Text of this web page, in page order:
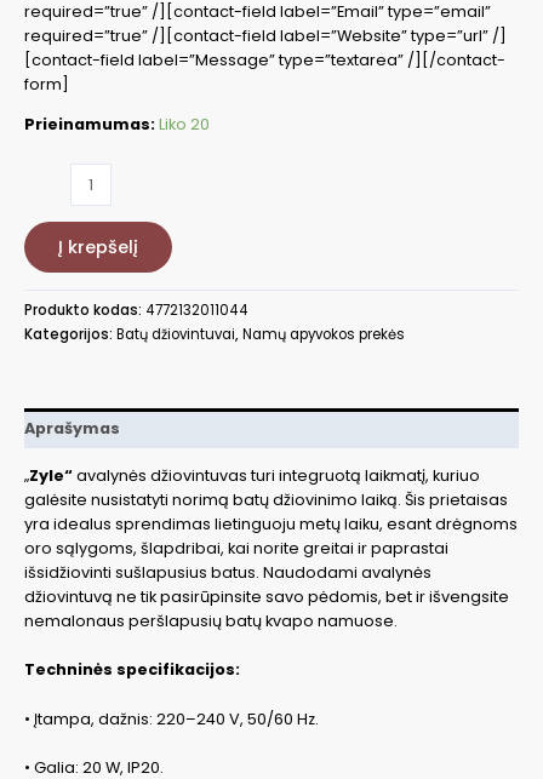
required=”true” /][contact-field label=”Email” type=”email”
required=”true” /][contact-field label=”Website” type=”url” /]
[contact-field label=”Message” type=”textarea” /][/contact-
form]
Prieinamumas:Liko 20
Avalynės
džiovintuvas
Zyle
Į krepšelį
Produkto kodas: 4772132011044
Kategorijos: Batų džiovintuvai,Namų apyvokos prekės
Aprašymas
„Zyle“avalynės džiovintuvas turi integruotą laikmatį, kuriuo
galėsite nusistatyti norimą batų džiovinimo laiką. Šis prietaisas
yra idealus sprendimas lietinguoju metų laiku, esant drėgnoms
oro sąlygoms, šlapdribai, kai norite greitai ir paprastai
išsidžiovinti sušlapusius batus. Naudodami avalynės
džiovintuvą ne tik pasirūpinsite savo pėdomis, bet ir išvengsite
nemalonaus peršlapusių batų kvapo namuose.
Techninės specifikacijos:
• Įtampa, dažnis: 220–240 V, 50/60 Hz.
• Galia: 20 W, IP20.